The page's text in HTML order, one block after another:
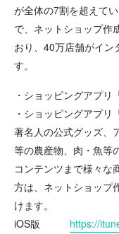
が全体の7割を超えて
で、ネットショップ作
おり、40万店舗がイン
す。
・ショッピングアプリ
・ショッピングアプリ
著名人の公式グッズ、
等の農産物、肉・魚等
コンテンツまで様々な
方は、ネットショップ
けます。
iOS版 https://